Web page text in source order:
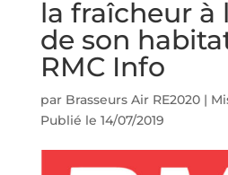
la fraîcheur à
de son
RMC Info
par Brasseurs Air RE2020|
Publié le 14/07/2019